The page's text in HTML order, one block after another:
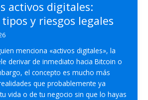
activos digitales:
y riesgos legales
menciona «activos digitales», la
derivar de inmediato hacia Bitcoin o
el concepto es mucho más
que probablemente ya
vida o de tu negocio sin que lo hayas